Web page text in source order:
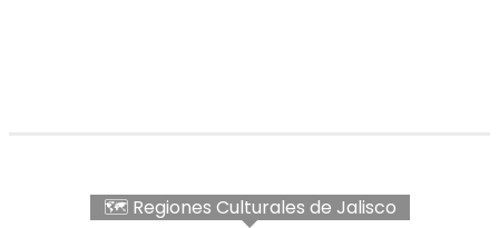
🗺 Regiones Culturales de Jalisco